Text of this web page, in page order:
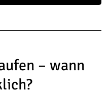
– wann